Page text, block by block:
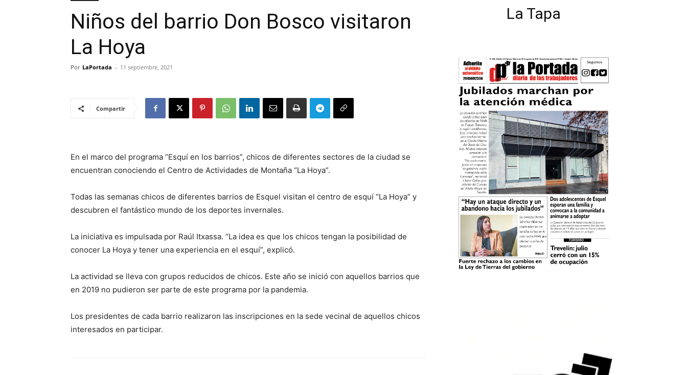
Niños del barrio Don Bosco visitaron
La Hoya
Por LaPortada - 11 septiembre, 2021
Compartir
En el marco del programa “Esquí en los barrios”, chicos de diferentes sectores de la ciudad se
encuentran conociendo el Centro de Actividades de Montaña “La Hoya”.
Todas las semanas chicos de diferentes barrios de Esquel visitan el centro de esquí “La Hoya” y
descubren el fantástico mundo de los deportes invernales.
La iniciativa es impulsada por Raúl Itxassa. “La idea es que los chicos tengan la posibilidad de
conocer La Hoya y tener una experiencia en el esquí”, explicó.
La actividad se lleva con grupos reducidos de chicos. Este año se inició con aquellos barrios que
en 2019 no pudieron ser parte de este programa por la pandemia.
Los presidentes de cada barrio realizaron las inscripciones en la sede vecinal de aquellos chicos
interesados en participar.
La Tapa